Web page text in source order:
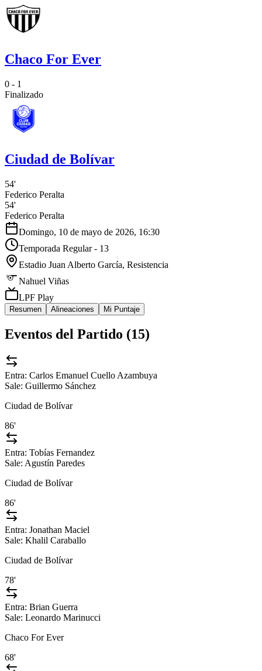
Chaco For Ever
0 - 1
Finalizado
Ciudad de Bolívar
54'
Federico Peralta
54'
Federico Peralta
Domingo, 10 de mayo de 2026, 16:30
Temporada Regular - 13
Estadio Juan Alberto García, Resistencia
Nahuel Viñas
LPF Play
Resumen Alineaciones Mi Puntaje
Eventos del Partido (15)
Entra: Carlos Emanuel Cuello Azambuya
Sale: Guillermo Sánchez
Ciudad de Bolívar
86'
Entra: Tobías Fernandez
Sale: Agustín Paredes
Ciudad de Bolívar
86'
Entra: Jonathan Maciel
Sale: Khalil Caraballo
Ciudad de Bolívar
78'
Entra: Brian Guerra
Sale: Leonardo Marinucci
Chaco For Ever
68'